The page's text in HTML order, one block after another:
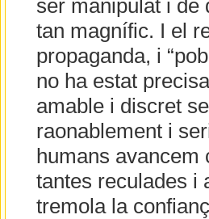
ser manipulat i de
tan magnífic. I el
propaganda, i
no ha estat
amable i discret
raonablement i
humans avancem
tantes reculades i
tremola la